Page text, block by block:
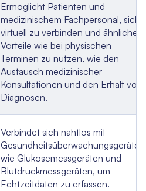
Ermöglicht Patienten und
medizinischem Fachpersonal, sich
virtuell zu verbinden und ähnliche
Vorteile wie bei physischen
Terminen zu nutzen, wie den
Austausch medizinischer
Konsultationen und den Erhalt von
Diagnosen.
Verbindet sich nahtlos mit
Gesundheitsüberwachungsgeräten
wie Glukosemessgeräten und
Blutdruckmessgeräten, um
Echtzeitdaten zu erfassen.